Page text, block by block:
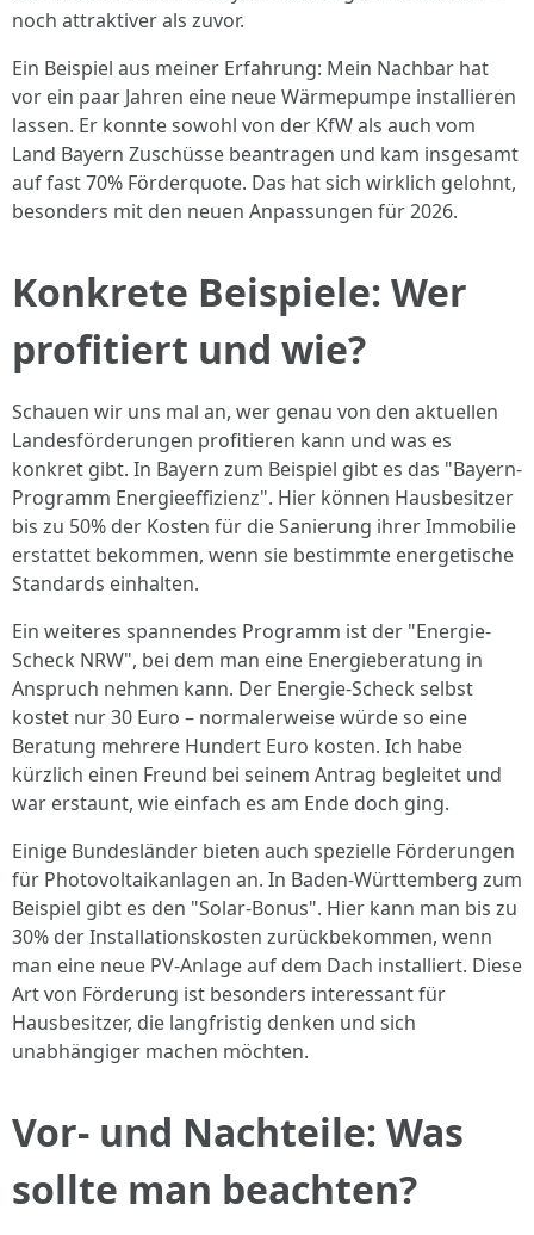
noch attraktiver als zuvor.
Ein Beispiel aus meiner Erfahrung: Mein Nachbar hat
vor ein paar Jahren eine neue Wärmepumpe installieren
lassen. Er konnte sowohl von der KfW als auch vom
Land Bayern Zuschüsse beantragen und kam insgesamt
auf fast 70% Förderquote. Das hat sich wirklich gelohnt,
besonders mit den neuen Anpassungen für 2026.
Konkrete Beispiele: Wer
profitiert und wie?
Schauen wir uns mal an, wer genau von den aktuellen
Landesförderungen profitieren kann und was es
konkret gibt. In Bayern zum Beispiel gibt es das "Bayern-
Programm Energieeffizienz". Hier können Hausbesitzer
bis zu 50% der Kosten für die Sanierung ihrer Immobilie
erstattet bekommen, wenn sie bestimmte energetische
Standards einhalten.
Ein weiteres spannendes Programm ist der "Energie-
Scheck NRW", bei dem man eine Energieberatung in
Anspruch nehmen kann. Der Energie-Scheck selbst
kostet nur 30 Euro – normalerweise würde so eine
Beratung mehrere Hundert Euro kosten. Ich habe
kürzlich einen Freund bei seinem Antrag begleitet und
war erstaunt, wie einfach es am Ende doch ging.
Einige Bundesländer bieten auch spezielle Förderungen
für Photovoltaikanlagen an. In Baden-Württemberg zum
Beispiel gibt es den "Solar-Bonus". Hier kann man bis zu
30% der Installationskosten zurückbekommen, wenn
man eine neue PV-Anlage auf dem Dach installiert. Diese
Art von Förderung ist besonders interessant für
Hausbesitzer, die langfristig denken und sich
unabhängiger machen möchten.
Vor- und Nachteile: Was
sollte man beachten?